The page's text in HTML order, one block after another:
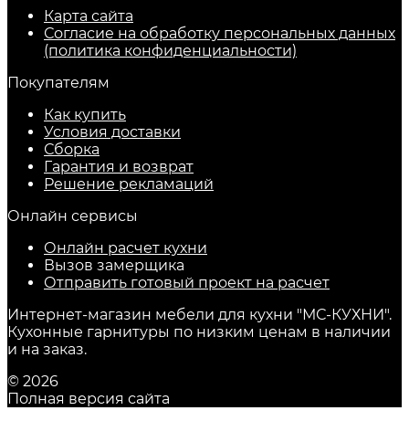
Карта сайта
Согласие на обработку персональных данных
(политика конфиденциальности)
Покупателям
Как купить
Условия доставки
Сборка
Гарантия и возврат
Решение рекламаций
Онлайн сервисы
Онлайн расчет кухни
Вызов замерщика
Отправить готовый проект на расчет
Интернет-магазин мебели для кухни "МС-КУХНИ".
Кухонные гарнитуры по низким ценам в наличии
и на заказ.
© 2026
Полная версия сайта